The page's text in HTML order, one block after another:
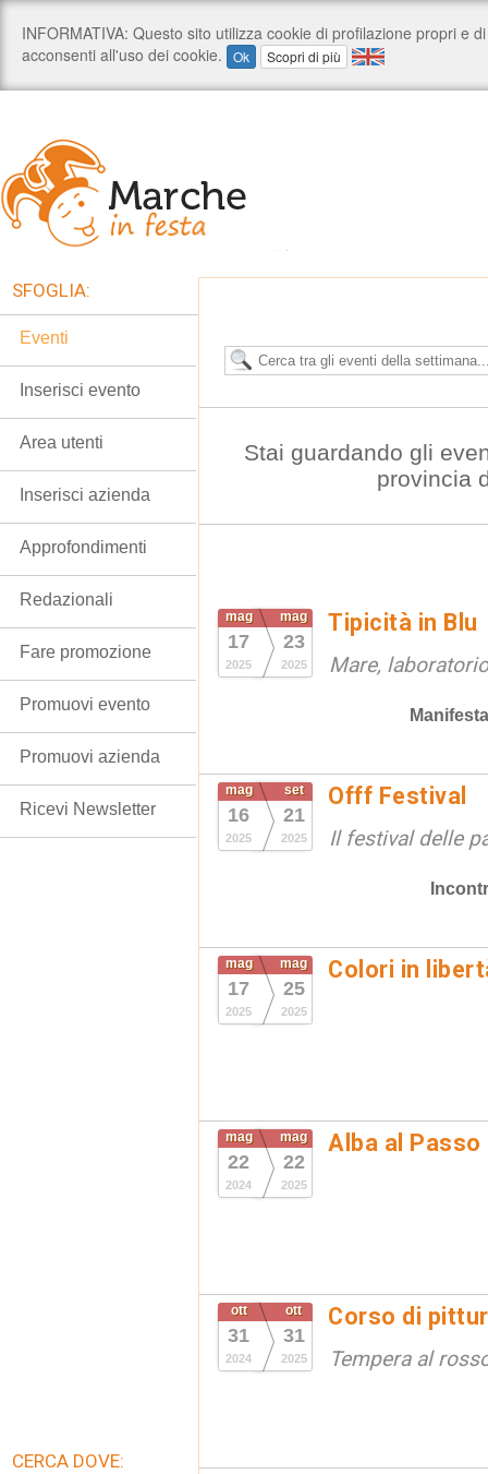
Stai guardando gli
provincia
mag
17
2025
mag
23
2025
Tipicità in Blu
Mare,
mag
16
2025
set
21
2025
Offf Festival
Il festival delle
mag
17
2025
mag
25
2025
Colori in
mag
22
2024
mag
22
2025
Alba al Passo
ott
31
2024
ott
31
2025
Corso di
Tempera al
SFOGLIA:
Eventi
Inserisci evento
Area utenti
Inserisci azienda
Approfondimenti
Redazionali
Fare promozione
Promuovi evento
Promuovi azienda
Ricevi Newsletter
CERCA DOVE: